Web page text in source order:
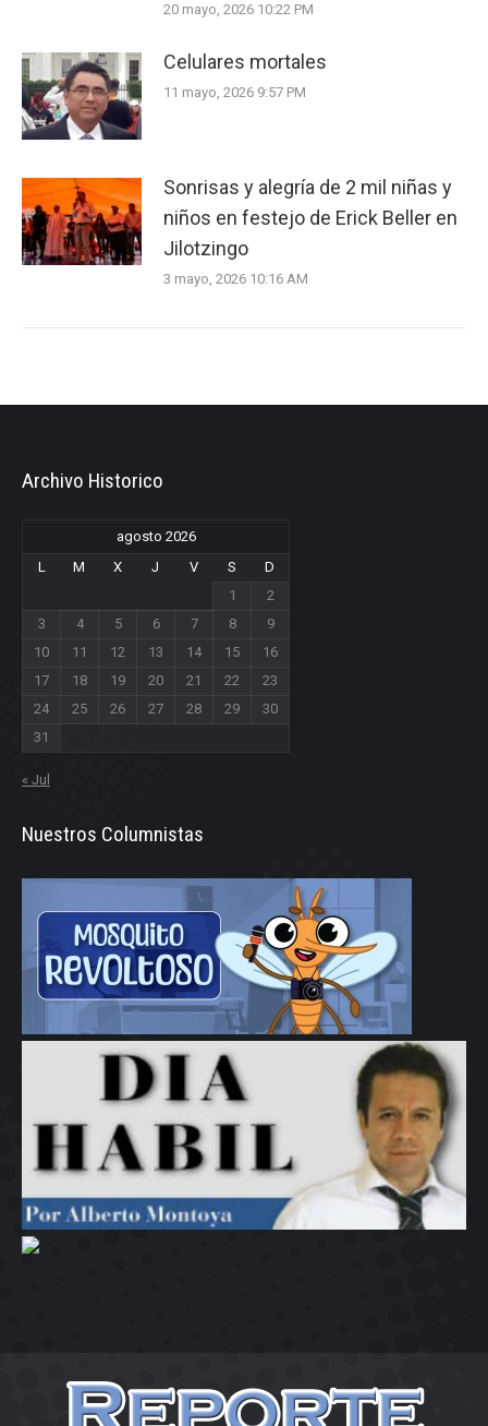
20 mayo, 2026 10:22 PM
Celulares mortales
11 mayo, 2026 9:57 PM
Sonrisas y alegría de 2 mil niñas y
niños en festejo de Erick Beller en
Jilotzingo
3 mayo, 2026 10:16 AM
Archivo Historico
agosto 2026
L
M X J V S
D
1
2
3
4 5 6 7 8
9
10
11 12 13 14 15
16
17
18 19 20 21 22
23
24
25 26 27 28 29
30
31
« Jul
Nuestros Columnistas